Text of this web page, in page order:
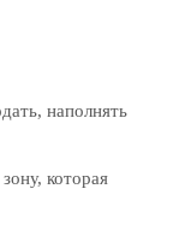
наполнять
которая